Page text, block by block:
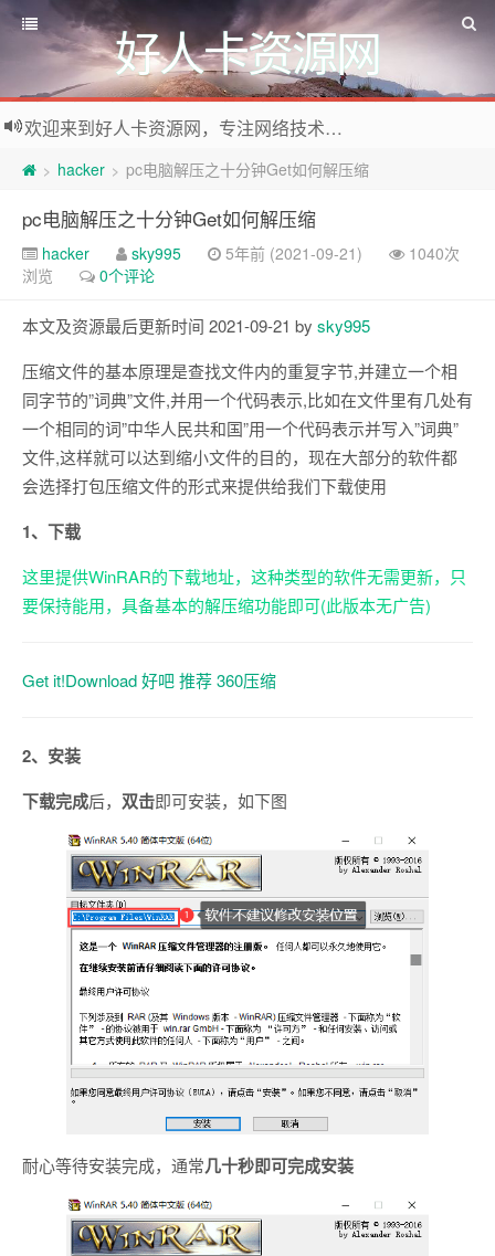
好人卡资源网
欢迎来到好人卡资源网，专注网络技术资源收集，我们不仅是网络资源的搬运工，也生产原创资源。寻找资源请留言或关注公众号:烈日下的男人
> hacker > pc电脑解压之十分钟Get如何解压缩
pc电脑解压之十分钟Get如何解压缩
hacker sky995 5年前 (2021-09-21)
1040次
浏览
0个评论
本文及资源最后更新时间 2021-09-21 by sky995
压缩文件的基本原理是查找文件内的重复字节,并建立一个相
同字节的”词典”文件,并用一个代码表示,比如在文件里有几处有
一个相同的词”中华人民共和国”用一个代码表示并写入”词典”
文件,这样就可以达到缩小文件的目的，现在大部分的软件都
会选择打包压缩文件的形式来提供给我们下载使用
1、下载
这里提供WinRAR的下载地址，这种类型的软件无需更新，只
要保持能用，具备基本的解压缩功能即可(此版本无广告)
Get it!Download 好吧 推荐 360压缩
2、安装
下载完成后， 双击即可安装，如下图
耐心等待安装完成，通常几十秒即可完成安装